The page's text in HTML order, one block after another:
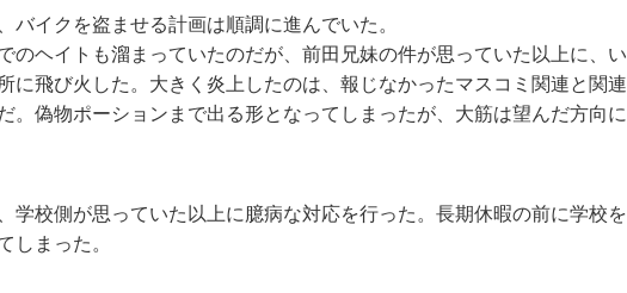
バイクを盗ませる計画は順調に進んでいた。
のヘイトも溜まっていたのだが、前田兄妹の件が思っていた以上に、い
に飛び火した。大きく炎上したのは、報じなかったマスコミ関連と関連
。偽物ポーションまで出る形となってしまったが、大筋は望んだ方向に
学校側が思っていた以上に臆病な対応を行った。長期休暇の前に学校を
しまった。